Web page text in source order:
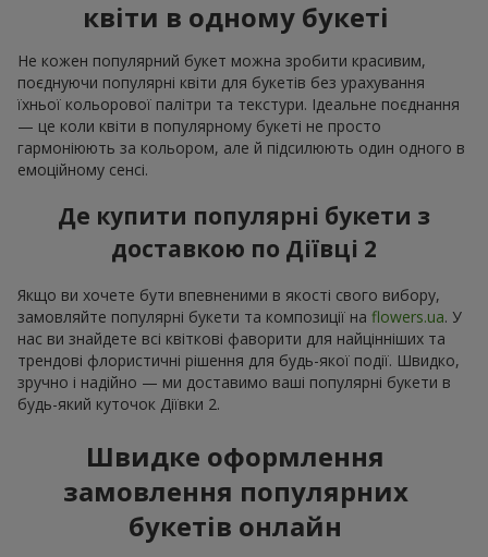
квіти в одному букеті
Не кожен популярний букет можна зробити красивим,
поєднуючи популярні квіти для букетів без урахування
їхньої кольорової палітри та текстури. Ідеальне поєднання
— це коли квіти в популярному букеті не просто
гармоніюють за кольором, але й підсилюють один одного в
емоційному сенсі.
Де купити популярні букети з
доставкою по Діївці 2
Якщо ви хочете бути впевненими в якості свого вибору,
замовляйте популярні букети та композиції на flowers.ua. У
нас ви знайдете всі квіткові фаворити для найцінніших та
трендові флористичні рішення для будь-якої події. Швидко,
зручно і надійно — ми доставимо ваші популярні букети в
будь-який куточок Діївки 2.
Швидке оформлення
замовлення популярних
букетів онлайн